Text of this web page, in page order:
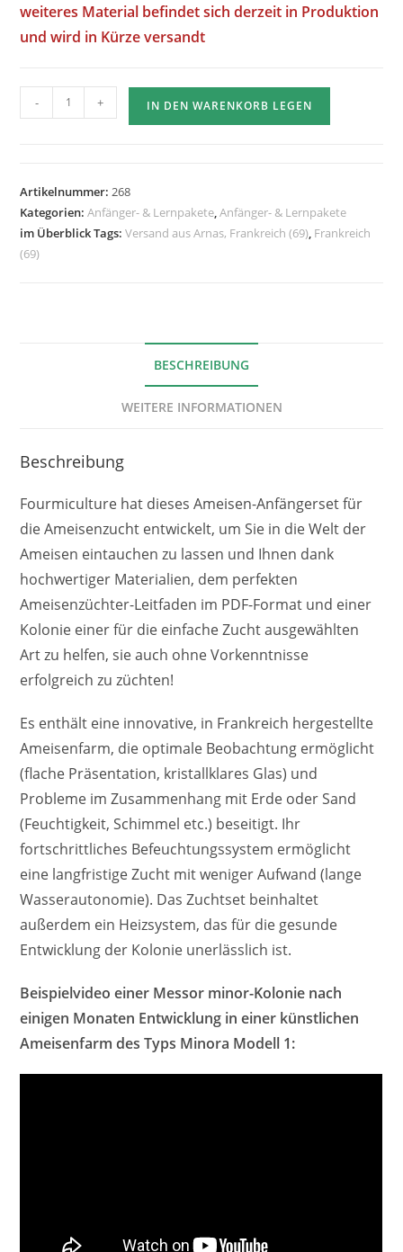
weiteres Material befindet sich derzeit in Produktion
und wird in Kürze versandt
des
Ameisen
-
Ameisenzucht
zu
- + IN DEN WARENKORB LEGEN
Artikelnummer:268
Kategorien:Anfänger- & Lernpakete,Anfänger- & Lernpakete
im Überblick Tags:Versand aus Arnas, Frankreich (69), Frankreich
(69)
BESCHREIBUNG
WEITERE INFORMATIONEN
Beschreibung
Fourmiculture hat dieses Ameisen-Anfängerset für
die Ameisenzucht entwickelt, um Sie in die Welt der
Ameisen eintauchen zu lassen und Ihnen dank
hochwertiger Materialien, dem perfekten
Ameisenzüchter-Leitfaden im PDF-Format und einer
Kolonie einer für die einfache Zucht ausgewählten
Art zu helfen, sie auch ohne Vorkenntnisse
erfolgreich zu züchten!
Es enthält eine innovative, in Frankreich hergestellte
Ameisenfarm, die optimale Beobachtung ermöglicht
(flache Präsentation, kristallklares Glas) und
Probleme im Zusammenhang mit Erde oder Sand
(Feuchtigkeit, Schimmel etc.) beseitigt. Ihr
fortschrittliches Befeuchtungssystem ermöglicht
eine langfristige Zucht mit weniger Aufwand (lange
Wasserautonomie). Das Zuchtset beinhaltet
außerdem ein Heizsystem, das für die gesunde
Entwicklung der Kolonie unerlässlich ist.
Beispielvideo einer Messor minor-Kolonie nach
einigen Monaten Entwicklung in einer künstlichen
Ameisenfarm des Typs Minora Modell 1: